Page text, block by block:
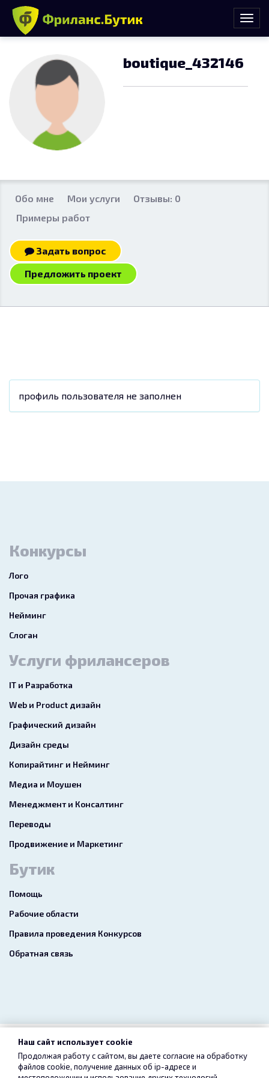
boutique_432146
Обо мне Мои услуги
Отзывы: 0
Примеры работ
Задать вопрос
Предложить проект
профиль пользователя не заполнен
Конкурсы
Лого
Прочая графика
Нейминг
Слоган
Услуги фрилансеров
IT и Разработка
Web и Product дизайн
Графический дизайн
Дизайн среды
Копирайтинг и Нейминг
Медиа и Моушен
Менеджмент и Консалтинг
Переводы
Продвижение и Маркетинг
Бутик
Помощь
Рабочие области
Правила проведения Конкурсов
Обратная связь
2026 freelance.boutique
Пользовательское соглашение Конфиденциальность
Наш сайт использует cookie
Продолжая работу с сайтом, вы даете согласие на обработку
файлов cookie, получение данных об ip-адресе и